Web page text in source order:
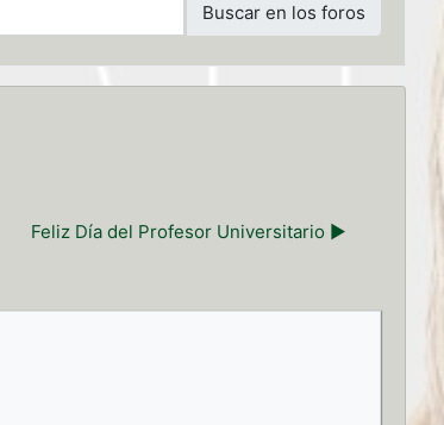
Buscar en los foros
Feliz Día del Profesor Universitario ▶︎